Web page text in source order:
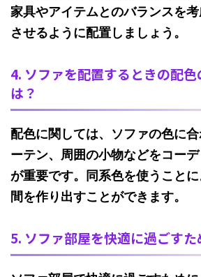
家具やアイテムとのバランスを
させるように配置しましょう。
4. ソファを配置するときの配色
は？
配色に関しては、ソファの色に
ーテン、周囲の小物などをコー
が重要です。同系色を使うこと
間を作り出すことができます。
5. ソファ部屋を快適に過ごす